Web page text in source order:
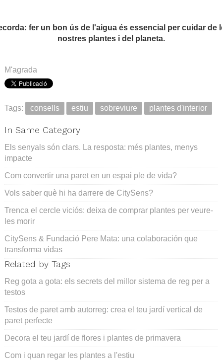
fer un bon ús de l'aigua és essencial per cuidar de
nostres plantes i del planeta.
M'agrada
Tags: consells estiu sobreviure plantes d'interior
In Same Category
Els senyals són clars. La resposta: més plantes, menys
impacte
Com convertir una paret en un espai ple de vida?
Vols saber què hi ha darrere de CitySens?
Trenca el cercle viciós: deixa de comprar plantes per veure-
les morir
CitySens & Fundació Pere Mata: una colaboración que
transforma vidas
Related by Tags
Reg gota a gota: els secrets del millor sistema de reg per a
testos
Testos de paret amb autorreg: crea el teu jardí vertical de
paret perfecte
Decora el teu jardí de flores i plantes de primavera
Com i quan regar les plantes a l'estiu